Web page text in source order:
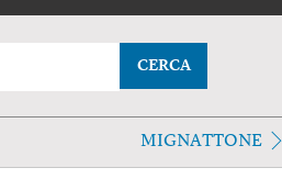
CERCA
MIGNATTONE